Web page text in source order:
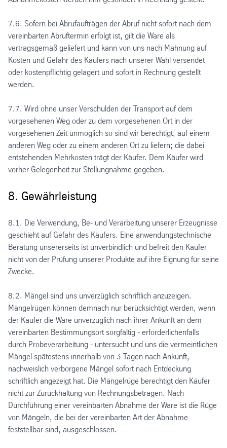
7.6. Sofern bei Abrufaufträgen der Abruf nicht sofort nach dem
vereinbarten Abruftermin erfolgt ist, gilt die Ware als
vertragsgemäß geliefert und kann von uns nach Mahnung auf
Kosten und Gefahr des Käufers nach unserer Wahl versendet
oder kostenpflichtig gelagert und sofort in Rechnung gestellt
werden.
7.7. Wird ohne unser Verschulden der Transport auf dem
vorgesehenen Weg oder zu dem vorgesehenen Ort in der
vorgesehenen Zeit unmöglich so sind wir berechtigt, auf einem
anderen Weg oder zu einem anderen Ort zu liefern; die dabei
entstehenden Mehrkosten trägt der Käufer. Dem Käufer wird
vorher Gelegenheit zur Stellungnahme gegeben.
8. Gewährleistung
8.1. Die Verwendung, Be- und Verarbeitung unserer Erzeugnisse
geschieht auf Gefahr des Käufers. Eine anwendungstechnische
Beratung unsererseits ist unverbindlich und befreit den Käufer
nicht von der Prüfung unserer Produkte auf ihre Eignung für seine
Zwecke.
8.2. Mängel sind uns unverzüglich schriftlich anzuzeigen.
Mängelrügen können demnach nur berücksichtigt werden, wenn
der Käufer die Ware unverzüglich nach ihrer Ankunft an dem
vereinbarten Bestimmungsort sorgfältig - erforderlichenfalls
durch Probeverarbeitung - untersucht und uns die vermeintlichen
Mängel spätestens innerhalb von 3 Tagen nach Ankunft,
nachweislich verborgene Mängel sofort nach Entdeckung
schriftlich angezeigt hat. Die Mängelrüge berechtigt den Käufer
nicht zur Zurückhaltung von Rechnungsbeträgen. Nach
Durchführung einer vereinbarten Abnahme der Ware ist die Rüge
von Mängeln, die bei der vereinbarten Art der Abnahme
feststellbar sind, ausgeschlossen.